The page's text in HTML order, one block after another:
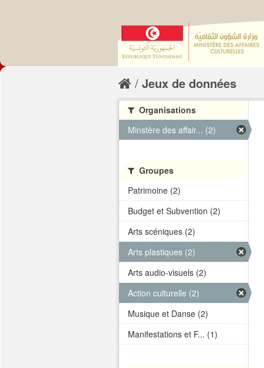
Jeux de données
Organisations
Minstère des affair... (2)
Groupes
Patrimoine (2)
Budget et Subvention (2)
Arts scéniques (2)
Arts plastiques (2)
Arts audio-visuels (2)
Action culturelle (2)
Musique et Danse (2)
Manifestations et F... (1)